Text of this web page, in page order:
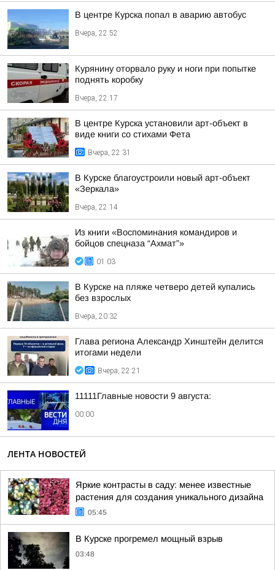
В центре Курска попал в аварию автобус
Вчера, 22:52
Курянину оторвало руку и ноги при попытке
поднять коробку
Вчера, 22:17
В центре Курска установили арт-объект в
виде книги со стихами Фета
Вчера, 22:31
В Курске благоустроили новый арт-объект
«Зеркала»
Вчера, 22:14
Из книги «Воспоминания командиров и
бойцов спецназа “Ахмат”»
01:03
В Курске на пляже четверо детей купались
без взрослых
Вчера, 20:32
Глава региона Александр Хинштейн делится
итогами недели
Вчера, 22:21
11111Главные новости 9 августа:
00:00
ЛЕНТА НОВОСТЕЙ
Яркие контрасты в саду: менее известные
растения для создания уникального дизайна
05:45
В Курске прогремел мощный взрыв
03:48